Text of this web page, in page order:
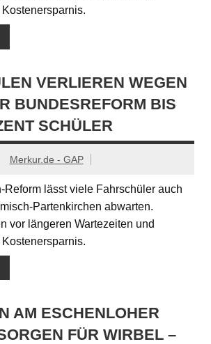
VERLIEREN WEGEN
BUNDESREFORM BIS
SCHÜLER
Merkur.de - GAP
Reform lässt viele Fahrschüler auch
Partenkirchen abwarten.
vor längeren Wartezeiten und
AM ESCHENLOHER
FÜR WIRBEL –